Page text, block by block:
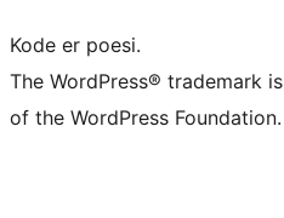
Kode er poesi.
The WordPress® trademark
of the WordPress Foundation.